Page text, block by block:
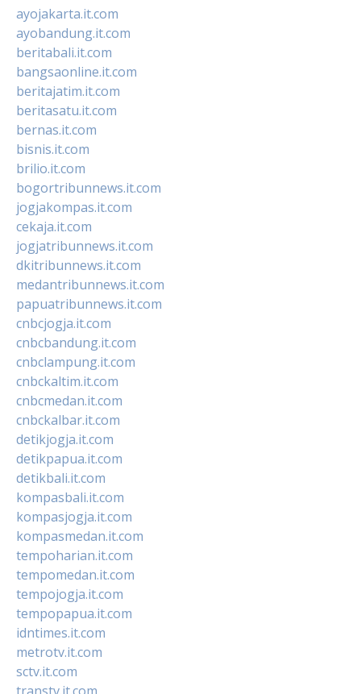
ayojakarta.it.com
ayobandung.it.com
beritabali.it.com
bangsaonline.it.com
beritajatim.it.com
beritasatu.it.com
bernas.it.com
bisnis.it.com
brilio.it.com
bogortribunnews.it.com
jogjakompas.it.com
cekaja.it.com
jogjatribunnews.it.com
dkitribunnews.it.com
medantribunnews.it.com
papuatribunnews.it.com
cnbcjogja.it.com
cnbcbandung.it.com
cnbclampung.it.com
cnbckaltim.it.com
cnbcmedan.it.com
cnbckalbar.it.com
detikjogja.it.com
detikpapua.it.com
detikbali.it.com
kompasbali.it.com
kompasjogja.it.com
kompasmedan.it.com
tempoharian.it.com
tempomedan.it.com
tempojogja.it.com
tempopapua.it.com
idntimes.it.com
metrotv.it.com
sctv.it.com
transtv.it.com